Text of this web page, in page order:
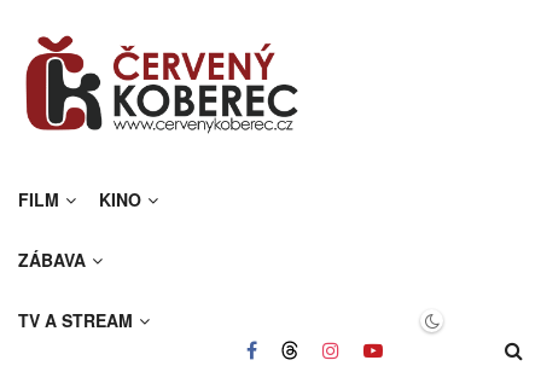
FILM KINO
ZÁBAVA
TV A STREAM